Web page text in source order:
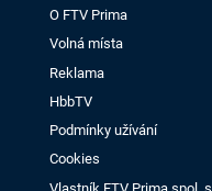
O FTV Prima
Volná místa
Reklama
HbbTV
Podmínky užívání
Cookies
Vlastník FTV Prima spol. s